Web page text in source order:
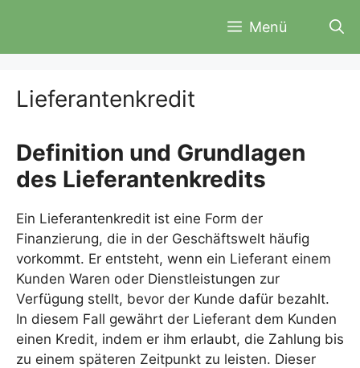
Menü
Lieferantenkredit
Definition und Grundlagen
des Lieferantenkredits
Ein Lieferantenkredit ist eine Form der
Finanzierung, die in der Geschäftswelt häufig
vorkommt. Er entsteht, wenn ein Lieferant einem
Kunden Waren oder Dienstleistungen zur
Verfügung stellt, bevor der Kunde dafür bezahlt.
In diesem Fall gewährt der Lieferant dem Kunden
einen Kredit, indem er ihm erlaubt, die Zahlung bis
zu einem späteren Zeitpunkt zu leisten. Dieser